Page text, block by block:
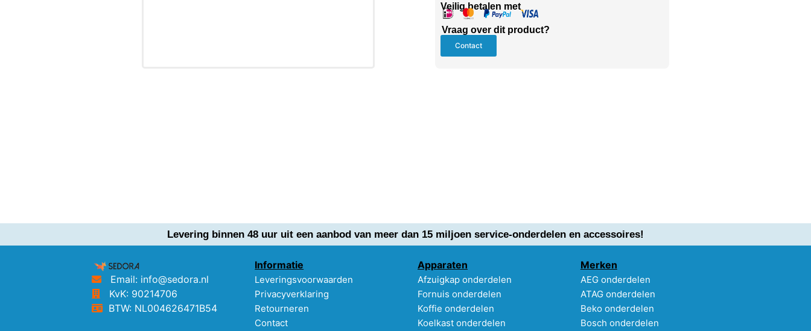
Veilig betalen met
Vraag over dit product?
Contact
Levering binnen 48 uur uit een aanbod van meer dan 15 miljoen service-onderdelen en accessoires!
Email: info@sedora.nl
KvK: 90214706
BTW: NL004626471B54
Informatie
Leveringsvoorwaarden
Privacyverklaring
Retourneren
Contact
Apparaten
Afzuigkap onderdelen
Fornuis onderdelen
Koffie onderdelen
Koelkast onderdelen
Merken
AEG onderdelen
ATAG onderdelen
Beko onderdelen
Bosch onderdelen